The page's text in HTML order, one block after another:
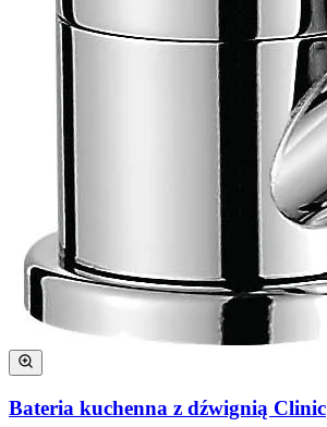
Bateria kuchenna z dźwignią Clinic